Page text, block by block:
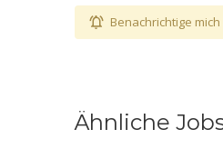
Benachrichtige
Ähnliche